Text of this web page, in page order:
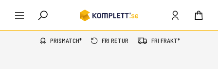
PRISMATCH* FRI RETUR FRI FRAKT*